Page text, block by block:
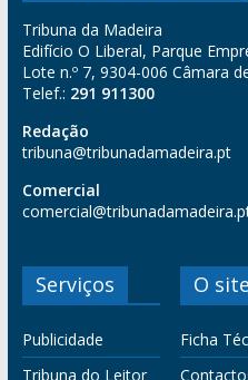
Tribuna da Madeira
Edifício O Liberal, Parque
Lote n.º 7, 9304-006 Câmara
Telef.: 291 911300
Redação
tribuna@tribunadamadeira.pt
Comercial
Serviços
Publicidade
Tribuna do Leitor
O site
Ficha